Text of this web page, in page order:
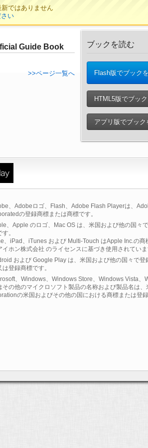
Guide Book
>>ページ一覧へ
ブックを読む
Flash版でブック
HTML5版でブック
アプリ版でブック
、Adobeロゴ、Flash、Adobe Flash Playerは、
の登録商標または商標です。
、Apple のロゴ、Mac OS は、米国および他の国々
。
、iPad、iTunes および Multi-Touch はApple Inc.の商
イホン株式会社 のライセンスに基づき使用されていま
および Google Play は、米国および他の国々で登
は登録商標です。
、Windows、Windows Store、Windows Vista、
その他のマイクロソフト製品の名称および製品名は
の米国およびその他の国における商標または登録
ではありません
い